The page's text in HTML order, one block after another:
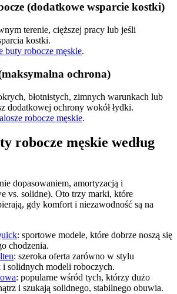
(dodatkowe wsparcie kostki)
terenie, cięższej pracy lub jeśli
kostki.
buty robocze męskie.
ochrona)
błotnistych, zimnych warunkach lub
dodatkowej ochrony wokół łydki.
robocze męskie.
robocze męskie według
dopasowaniem, amortyzacją i
vs. solidne). Oto trzy marki, które
gdy komfort i niezawodność są na
: sportowe modele, które dobrze noszą się
chodzenia.
: szeroka oferta zarówno w stylu
i solidnych modeli roboczych.
: popularne wśród tych, którzy dużo
i szukają solidnego, stabilnego obuwia.